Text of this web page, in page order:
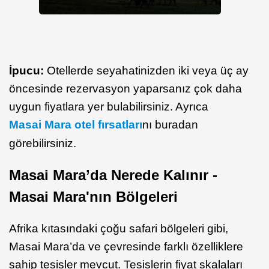
İpucu: Otellerde seyahatinizden iki veya üç ay
öncesinde rezervasyon yaparsanız çok daha
uygun fiyatlara yer bulabilirsiniz. Ayrıca
Masai Mara otel fırsatlarını buradan
görebilirsiniz.
Masai Mara’da Nerede Kalınır -
Masai Mara'nın Bölgeleri
Afrika kıtasındaki çoğu safari bölgeleri gibi,
Masai Mara’da ve çevresinde farklı özelliklere
sahip tesisler mevcut. Tesislerin fiyat skalaları